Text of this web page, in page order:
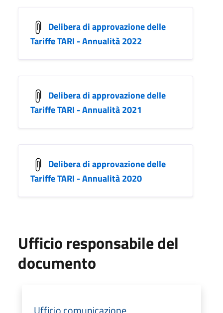
Delibera di approvazione delle
Tariffe TARI - Annualità 2022
Delibera di approvazione delle
Tariffe TARI - Annualità 2021
Delibera di approvazione delle
Tariffe TARI - Annualità 2020
Ufficio responsabile del
documento